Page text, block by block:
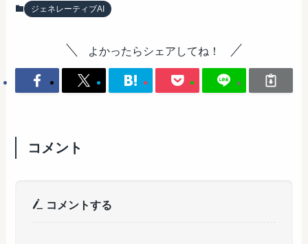
ジェネレーティブAI
よかったらシェアしてね！
コメント
コメントする